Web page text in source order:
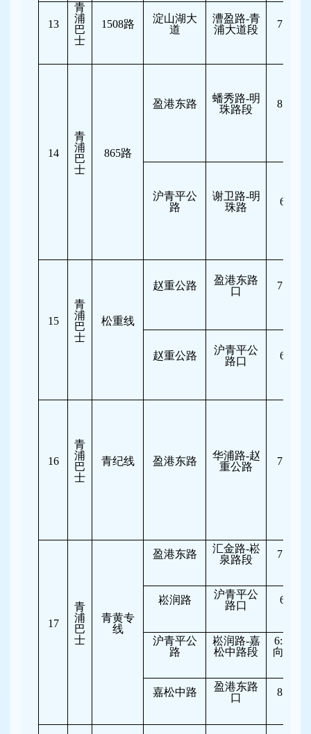
13
青
浦
巴
士
1508路
淀山湖大
道
漕盈路-青
浦大道段
7:00-
14
青
浦
巴
士
865路
盈港东路
蟠秀路-明
珠路段
8:00-
沪青平公
路
谢卫路-明
珠路
6:30-
15
青
浦
巴
士
松重线
赵重公路
盈港东路
口
7:30-
赵重公路
沪青平公
路口
6:30-
16
青
浦
巴
士
青纪线 盈港东路
华浦路-赵
重公路
7:30-
17
青
浦
巴
士
青黄专
线
盈港东路
汇金路-崧
泉路段
7:30-
崧润路
沪青平公
路口
6:30-
沪青平公
路
崧润路-嘉
松中路段
6:30-
向车道
嘉松中路
盈港东路
口
8:00-